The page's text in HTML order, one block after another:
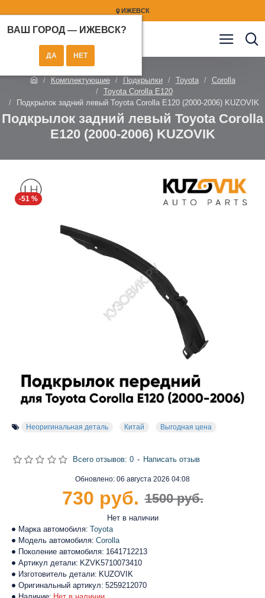
ИЖЕВСК
ВАШ ГОРОД — ИЖЕВСК?
Комплектующие Подкрылки Toyota
Corolla
Toyota Corolla E120
Подкрылок задний левый Toyota Corolla E120 (2000-2006) KUZOVIK
Подкрылок задний левый Toyota Corolla
E120 (2000-2006) KUZOVIK
-51 %
Неоригинальная деталь Китай Выгодная цена
Марка автомобиля: Toyota
Модель автомобиля: Corolla
Поколение автомобиля: 1641712213
Артикул детали: KZVK5710073410
Изготовитель детали: KUZOVIK
Оригинальный артикул: 5259212070
Обновлено: 06 августа 2026 04:08
Нет в наличии
Всего отзывов: 0 - Написать отзыв
1500 руб.
730 руб.